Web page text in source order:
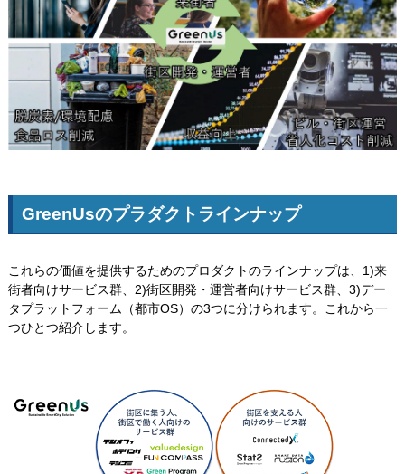
GreenUsのプラダクトラインナップ
これらの価値を提供するためのプロダクトのラインナップは、1)来
街者向けサービス群、2)街区開発・運営者向けサービス群、3)デー
タプラットフォーム（都市OS）の3つに分けられます。これから一
つひとつ紹介します。